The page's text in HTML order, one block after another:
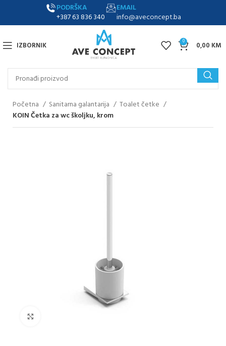
PODRŠKA
+387 63 836 340
EMAIL
info@aveconcept.ba
IZBORNIK 0 0,00 KM
Početna Sanitarna galantarija
Toalet četke
KOIN Četka za wc školjku, krom